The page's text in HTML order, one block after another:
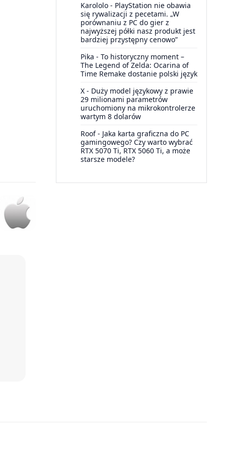
Karololo - PlayStation nie obawia
się rywalizacji z pecetami. „W
porównaniu z PC do gier z
najwyższej półki nasz produkt jest
bardziej przystępny cenowo”
Pika - To historyczny moment –
The Legend of Zelda: Ocarina of
Time Remake dostanie polski język
X - Duży model językowy z prawie
29 milionami parametrów
uruchomiony na mikrokontrolerze
wartym 8 dolarów
Roof- Jaka karta graficzna do PC
gamingowego? Czy warto wybrać
RTX 5070 Ti, RTX 5060 Ti, a może
starsze modele?